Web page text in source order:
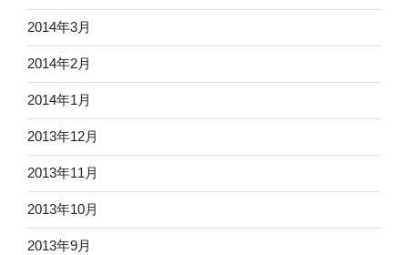
2014年3月
2014年2月
2014年1月
2013年12月
2013年11月
2013年10月
2013年9月